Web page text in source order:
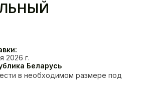
2026 г.
Беларусь
в необходимом размере под